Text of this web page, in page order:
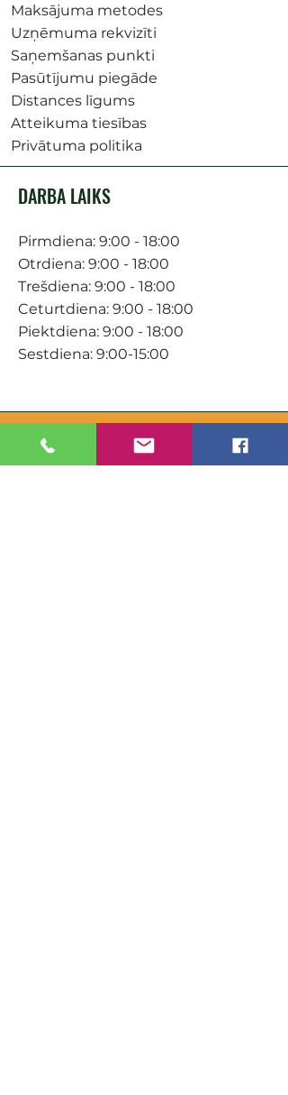
Maksājuma metodes
Uzņēmuma rekvizīti
Saņemšanas punkti
Pasūtījumu piegāde
Distances līgums
Atteikuma tiesības
Privātuma politika
DARBA LAIKS
Pirmdiena: 9:00 - 18:00
Otrdiena: 9:00 - 18:00
Trešdiena: 9:00 - 18:00
Ceturtdiena: 9:00 - 18:00
Piektdiena: 9:00 - 18:00
Sestdiena: 9:00-15:00
KONTAKTI